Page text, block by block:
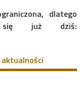
dlatego
się już dziś: